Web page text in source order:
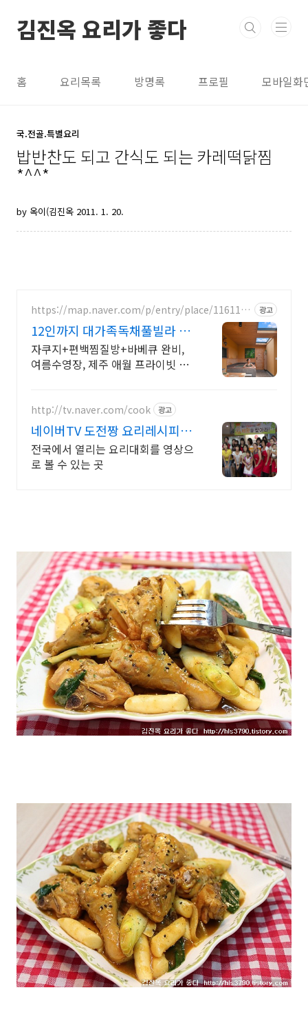
김진옥 요리가 좋다
홈 요리목록 방명록 프로필 모바일화
국.전골.특별요리
밥반찬도 되고 간식도 되는 카레떡닭찜
*^^*
by 옥이(김진옥 2011. 1. 20.
https://map.naver.com/p/entry/place/1161142
광고
12인까지 대가족독채풀빌라 완
전독채 프라이빗 가족저택
자쿠지+편백찜질방+바베큐 완비,
여름수영장, 제주 애월 프라이빗 독
가족저택
http://tv.naver.com/cook 광고
네이버TV 도전짱 요리레시피 불
꽃 튀는 현장속으로 고고씽
전국에서 열리는 요리대회를 영상으
로 볼 수 있는 곳